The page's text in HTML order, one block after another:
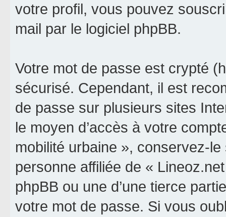
votre profil, vous pouvez
mail par le logiciel phpBB.
Votre mot de passe est crypté
sécurisé. Cependant, il est
de passe sur plusieurs sites
le moyen d’accès à votre
mobilité urbaine », conservez-
personne affiliée de «
phpBB ou une d’une tierce
votre mot de passe. Si vous